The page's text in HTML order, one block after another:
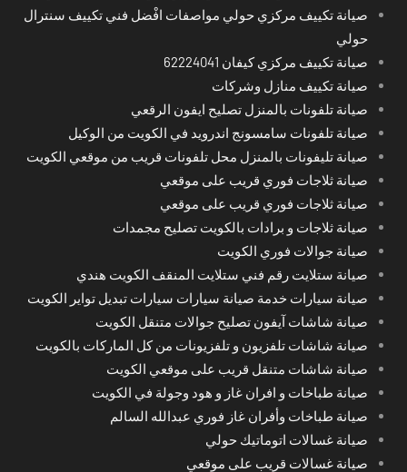
صيانة تكييف مركزي حولي مواصفات افْضل فني تكييف سنترال
حولي
صيانة تكييف مركزي كيفان 62224041
صيانة تكييف منازل وشركات
صيانة تلفونات بالمنزل تصليح ايفون الرقعي
صيانة تلفونات سامسونج اندرويد في الكويت من الوكيل
صيانة تليفونات بالمنزل محل تلفونات قريب من موقعي الكويت
صيانة ثلاجات فوري قريب على موقعي
صيانة ثلاجات فوري قريب على موقعي
صيانة ثلاجات و برادات بالكويت تصليح مجمدات
صيانة جوالات فوري الكويت
صيانة ستلايت رقم فني ستلايت المنقف الكويت هندي
صيانة سيارات خدمة صيانة سيارات سيارات تبديل تواير الكويت
صيانة شاشات آيفون تصليح جوالات متنقل الكويت
صيانة شاشات تلفزيون و تلفزيونات من كل الماركات بالكويت
صيانة شاشات متنقل قريب على موقعي الكويت
صيانة طباخات و افران غاز و هود وجولة في الكويت
صيانة طباخات وأفران غاز فوري عبدالله السالم
صيانة غسالات اتوماتيك حولي
صيانة غسالات قريب على موقعي